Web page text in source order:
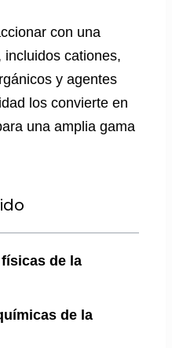
con una
cationes,
y agentes
los convierte en
una amplia gama
de la
de la